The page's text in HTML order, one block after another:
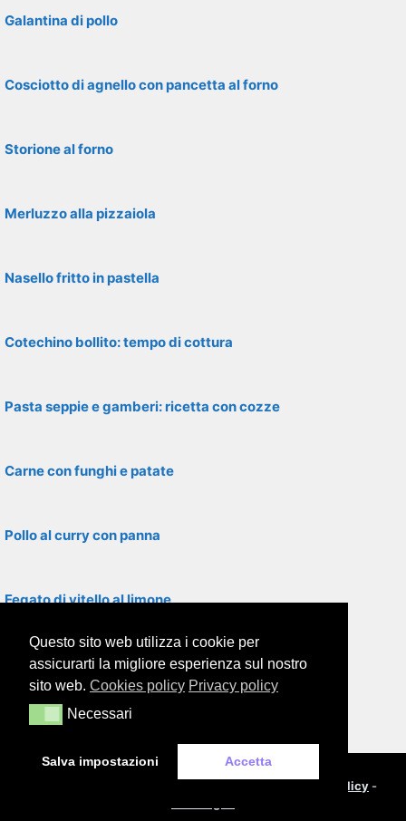
Galantina di pollo
Cosciotto di agnello con pancetta al forno
Storione al forno
Merluzzo alla pizzaiola
Nasello fritto in pastella
Cotechino bollito: tempo di cottura
Pasta seppie e gamberi: ricetta con cozze
Carne con funghi e patate
Pollo al curry con panna
Fegato di vitello al limone
Filetti di rombo con asparagi
Filetti di platessa in padella
Privacy policy -
Questo sito web utilizza i cookie per
assicurarti la migliore esperienza sul nostro
sito web. Cookies policy Privacy policy
NecessariNecessari
Salva impostazioni Accetta